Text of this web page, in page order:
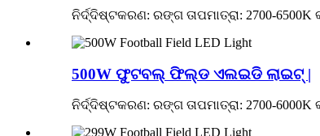
ନିର୍ଦ୍ଦିଷ୍ଟକରଣ: ରଙ୍ଗ ତାପମାତ୍ରା: 2700-
500W ଫୁଟବଲ୍ ଫିଲ୍ଡ ଏଲଇଡି ଲାଇଟ୍ |
ନିର୍ଦ୍ଦିଷ୍ଟକରଣ: ରଙ୍ଗ ତାପମାତ୍ରା: 2700-